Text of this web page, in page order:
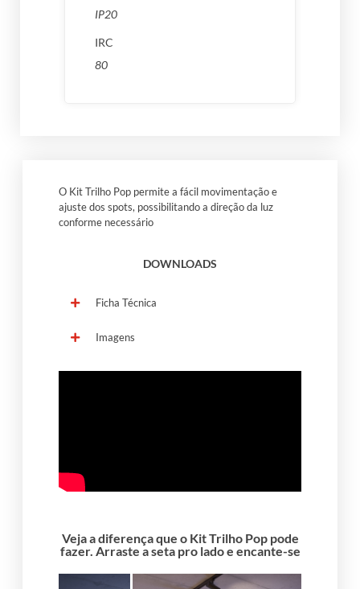
IP20
IRC
80
O Kit Trilho Pop permite a fácil movimentação e
ajuste dos spots, possibilitando a direção da luz
conforme necessário
DOWNLOADS
Ficha Técnica
Imagens
Veja a diferença que o Kit Trilho Pop pode
fazer. Arraste a seta pro lado e encante-se